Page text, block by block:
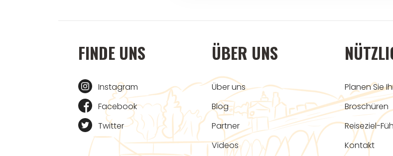
FINDE UNS
Instagram
Facebook
Twitter
ÜBER UNS
Über uns
Blog
Partner
Videos
Planen Sie
Broschüren
Reiseziel-
Kontakt